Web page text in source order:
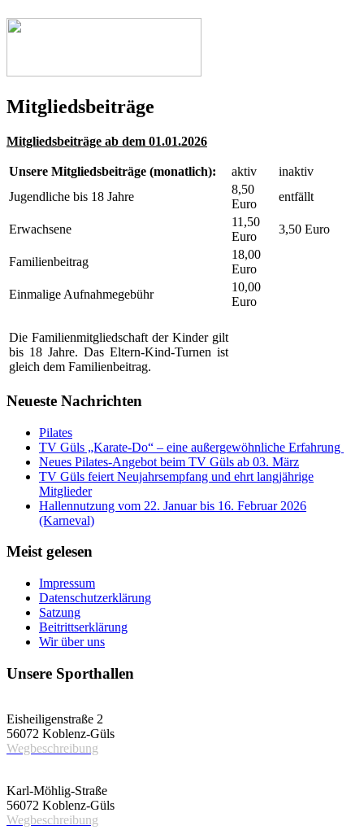
Mitgliedsbeiträge
Mitgliedsbeiträge ab dem 01.01.2026
Unsere Mitgliedsbeiträge (monatlich): aktiv
inaktiv
Jugendliche bis 18 Jahre
8,50
Euro
entfällt
Erwachsene
11,50
Euro
3,50 Euro
Familienbeitrag
18,00
Euro
Einmalige Aufnahmegebühr
10,00
Euro
Die Familienmitgliedschaft der Kinder gilt
bis 18 Jahre. Das Eltern-Kind-Turnen ist
gleich dem Familienbeitrag.
Neueste Nachrichten
Pilates
TV Güls „Karate-Do“ – eine außergewöhnliche Erfahrung
Neues Pilates-Angebot beim TV Güls ab 03. März
TV Güls feiert Neujahrsempfang und ehrt langjährige
Mitglieder
Hallennutzung vom 22. Januar bis 16. Februar 2026
(Karneval)
Meist gelesen
Impressum
Datenschutzerklärung
Satzung
Beitrittserklärung
Wir über uns
Unsere Sporthallen
Eisheiligenstraße 2
56072 Koblenz-Güls
Wegbeschreibung
Karl-Möhlig-Straße
56072 Koblenz-Güls
Wegbeschreibung